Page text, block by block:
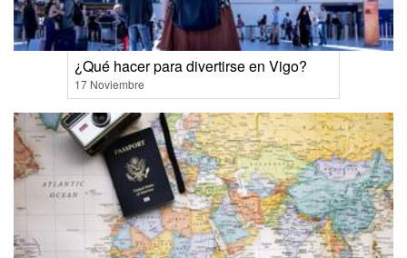
¿Qué hacer para divertirse en Vigo?
17 Noviembre